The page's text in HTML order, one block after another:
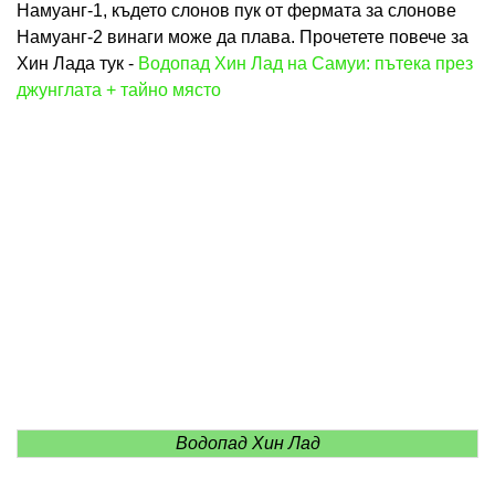
Намуанг-1, където слонов пук от фермата за слонове
Намуанг-2 винаги може да плава. Прочетете повече за
Хин Лада тук - Водопад Хин Лад на Самуи: пътека през
джунглата + тайно място
Водопад Хин Лад